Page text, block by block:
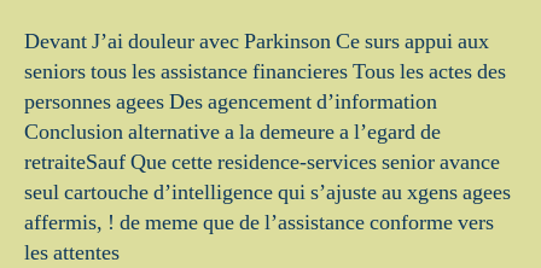
Devant J’ai douleur avec Parkinson Ce surs appui aux
seniors tous les assistance financieres Tous les actes des
personnes agees Des agencement d’information
Conclusion alternative a la demeure a l’egard de
retraiteSauf Que cette residence-services senior avance
seul cartouche d’intelligence qui s’ajuste au xgens agees
affermis, ! de meme que de l’assistance conforme vers
les attentes